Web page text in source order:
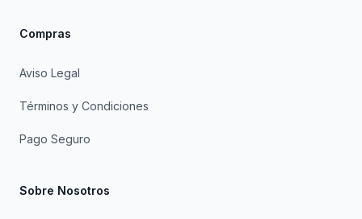
Compras
Aviso Legal
Términos y Condiciones
Pago Seguro
Sobre Nosotros